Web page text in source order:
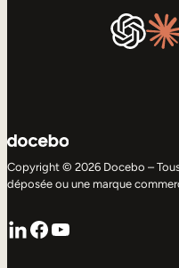
Copyright © 2026 Docebo –
déposée ou une marque
LinkedIn
Facebook
YouTube